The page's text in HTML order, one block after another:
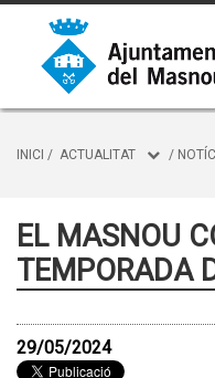
INICI / ACTUALITAT /
EL MASNOU
TEMPORADA
29/05/2024